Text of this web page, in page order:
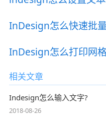
InDesign怎么快速批
InDesign怎么打印网
相关文章
Indesign怎么输入文字?
2018-08-26